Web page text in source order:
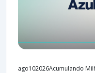
ago102026Acumulando